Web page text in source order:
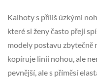
Kalhoty s příliš úzkými
které si ženy často přejí
modely postavu
kopíruje linii nohou, ale
pevnější, ale s příměsí